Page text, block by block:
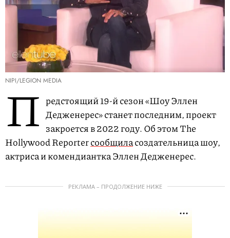
NIPI/LEGION MEDIA
П редстоящий 19-й сезон «Шоу Эллен
Дедженерес» станет последним, проект
закроется в 2022 году. Об этом The
Hollywood Reporterсообщиласоздательница шоу,
актриса и комендиантка Эллен Дедженерес.
РЕКЛАМА – ПРОДОЛЖЕНИЕ НИЖЕ